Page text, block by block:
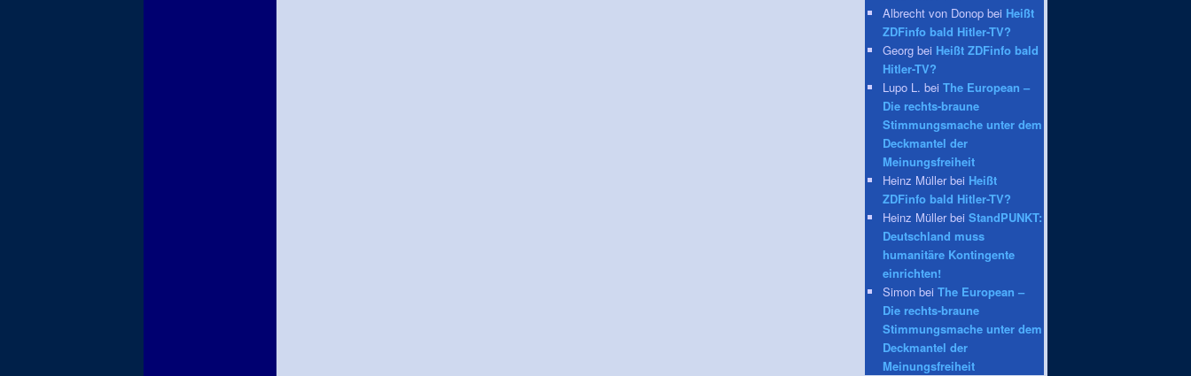
Albrecht von Donop bei Heißt
ZDFinfo bald Hitler-TV?
Georg bei Heißt ZDFinfo bald
Hitler-TV?
Lupo L. bei The European –
Die rechts-braune
Stimmungsmache unter dem
Deckmantel der
Meinungsfreiheit
Heinz Müller bei Heißt
ZDFinfo bald Hitler-TV?
Heinz Müller bei StandPUNKT:
Deutschland muss
humanitäre Kontingente
einrichten!
Simon bei The European –
Die rechts-braune
Stimmungsmache unter dem
Deckmantel der
Meinungsfreiheit